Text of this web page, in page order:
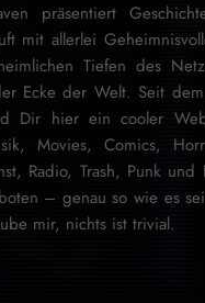
präsentiert
mit allerlei
Tiefen des
Ecke der Welt. Seit
Dir hier ein cooler
Movies, Comics,
Radio, Trash, Punk und
– genau so wie es
mir, nichts ist trivial.